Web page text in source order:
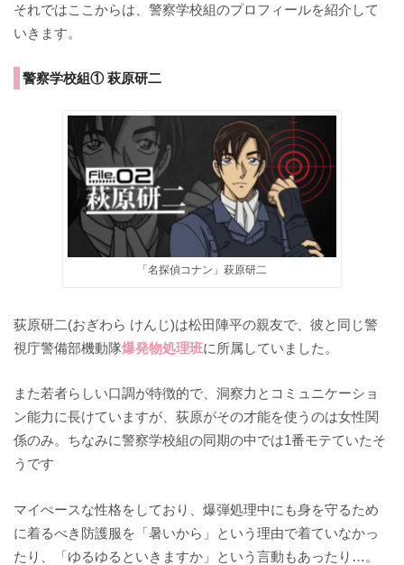
それではここからは、警察学校組のプロフィールを紹介して
いきます。
警察学校組① 萩原研二
「名探偵コナン」萩原研二
荻原研二(おぎわら けんじ)は松田陣平の親友で、彼と同じ警
視庁警備部機動隊爆発物処理班に所属していました。
また若者らしい口調が特徴的で、洞察力とコミュニケーショ
ン能力に長けていますが、荻原がその才能を使うのは女性関
係のみ。ちなみに警察学校組の同期の中では1番モテていたそ
うです
マイぺースな性格をしており、爆弾処理中にも身を守るため
に着るべき防護服を「暑いから」という理由で着ていなかっ
たり、「ゆるゆるといきますか」という言動もあったり…。